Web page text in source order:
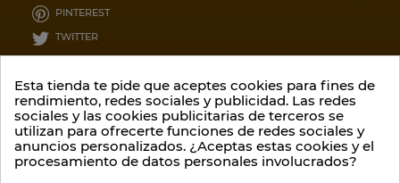
PINTEREST
TWITTER
CONTÁCTENOS
Garcia lorca 12, 8ºC
36209 - Pontevedra
Contáctenos por teléfono::
Esta tienda te pide que aceptes cookies para fines de
rendimiento, redes sociales y publicidad. Las redes
sociales y las cookies publicitarias de terceros se
utilizan para ofrecerte funciones de redes sociales y
anuncios personalizados. ¿Aceptas estas cookies y el
procesamiento de datos personales involucrados?